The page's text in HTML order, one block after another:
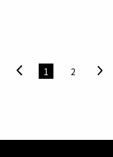
沒有想像大。不過他提
，但確實要特別注意。
可能已慢慢來臨，甚至
1 2